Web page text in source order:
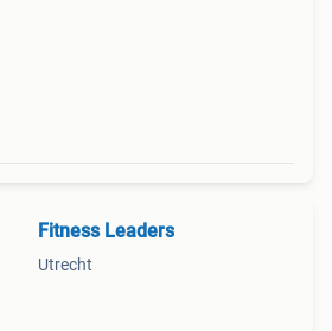
Fitness Leaders
Utrecht